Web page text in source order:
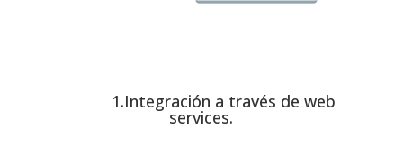
1.Integración a través de web
services.